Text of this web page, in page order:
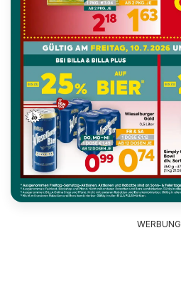
WERBUNG